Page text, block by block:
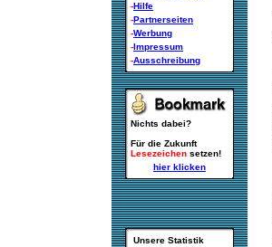
-Hilfe
-Partnerseiten
-Werbung
-Impressum
-Ausschreibung
Nichts dabei?
Für die Zukunft
Lesezeichen setzen!
hier klicken
Unsere Statistik